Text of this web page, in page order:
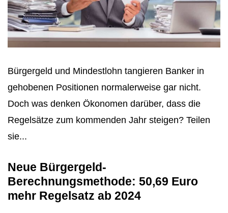
Bürgergeld und Mindestlohn tangieren Banker in
gehobenen Positionen normalerweise gar nicht.
Doch was denken Ökonomen darüber, dass die
Regelsätze zum kommenden Jahr steigen? Teilen
sie...
Neue Bürgergeld-
Berechnungsmethode: 50,69 Euro
mehr Regelsatz ab 2024